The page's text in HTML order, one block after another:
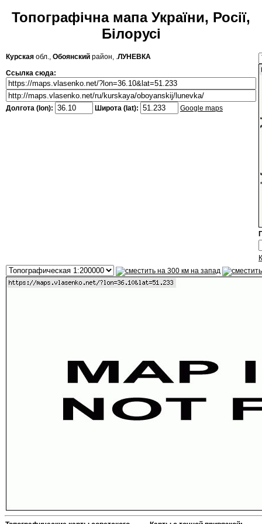
Топографічна мапа України, Росії,
Білорусі
Курская обл., Обоянский район, .ЛУНЕВКА
Ссылка сюда:
Долгота (lon): Широта (lat): Google maps